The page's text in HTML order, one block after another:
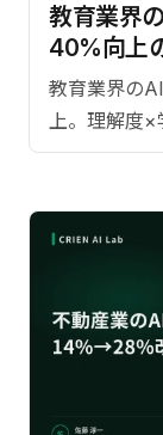
教育業界
40%向上
教育業界の
上。理解度
ワークと導